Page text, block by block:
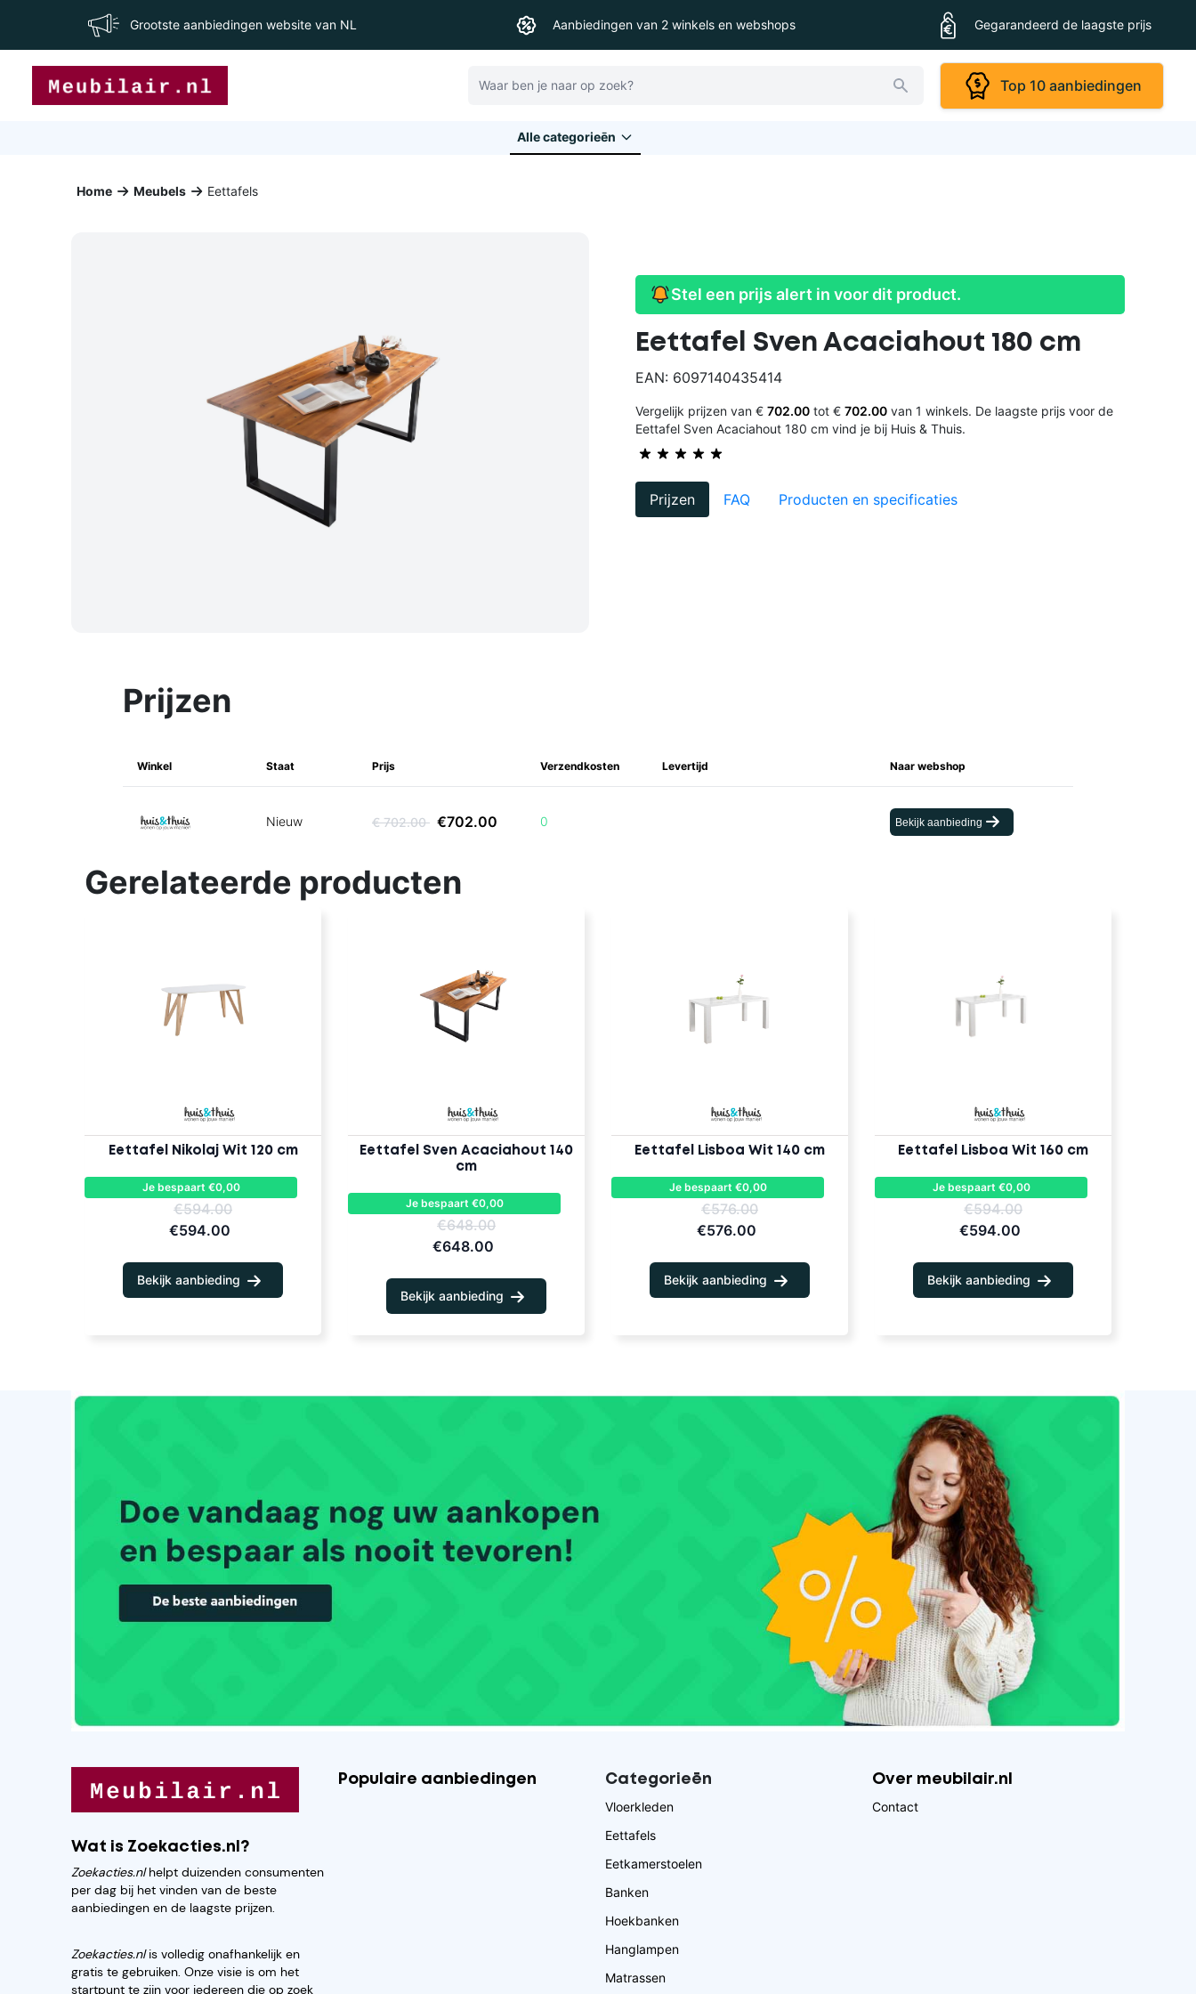
Grootste aanbiedingen website van NL Aanbiedingen van 2 winkels en webshops Gegarandeerd de laagste prijs
Zoeken
Top 10 aanbiedingen
Alle categorieēn
Home Meubels Eettafels
Stel een prijs alert in voor dit product.
Eettafel Sven Acaciahout 180 cm
EAN: 6097140435414
Vergelijk prijzen van € 702.00tot € 702.00van 1 winkels. De laagste prijs voor de
Eettafel Sven Acaciahout 180 cm vind je bij Huis & Thuis.
Prijzen FAQ Producten en specificaties
Prijzen
Winkel Staat Prijs Verzendkosten Levertijd Naar webshop
Nieuw € 702.00 €702.00 0 Bekijk aanbieding
Gerelateerde producten
Eettafel Nikolaj Wit 120 cm
Je bespaart €0,00
€594.00
€594.00
Bekijk aanbieding
Eettafel Sven Acaciahout 140
cm
Je bespaart €0,00
€648.00
€648.00
Bekijk aanbieding
Eettafel Lisboa Wit 140 cm
Je bespaart €0,00
€576.00
€576.00
Bekijk aanbieding
Eettafel Lisboa Wit 160 cm
Je bespaart €0,00
€594.00
€594.00
Bekijk aanbieding
Wat is Zoekacties.nl?
Zoekacties.nlhelpt duizenden consumenten
per dag bij het vinden van de beste
aanbiedingen en de laagste prijzen.
Zoekacties.nlis volledig onafhankelijk en
gratis te gebruiken. Onze visie is om het
startpunt te zijn voor iedereen die op zoek
Populaire aanbiedingen Categorieēn
Vloerkleden
Eettafels
Eetkamerstoelen
Banken
Hoekbanken
Hanglampen
Matrassen
Over meubilair.nl
Contact